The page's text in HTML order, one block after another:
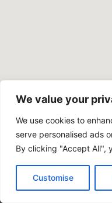
We value your
We use cookies to
serve personalised ads
By clicking "Accept All",
Customise